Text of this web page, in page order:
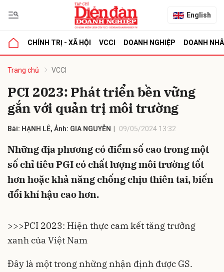
English
CHÍNH TRỊ - XÃ HỘI VCCI DOANH NGHIỆP DOANH
Trang chủ VCCI
PCI 2023: Phát triển bền vững
gắn với quản trị môi trường
Bài: HẠNH LÊ, Ảnh: GIA NGUYỄN 09/05/2024 13:32
Những địa phương có điểm số cao trong một
số chỉ tiêu PGI có chất lượng môi trường tốt
hơn hoặc khả năng chống chịu thiên tai, biến
đổi khí hậu cao hơn.
>>>PCI 2023: Hiện thực cam kết tăng trưởng
xanh của Việt Nam
Đây là một trong những nhận định được GS.
luận
Hủy